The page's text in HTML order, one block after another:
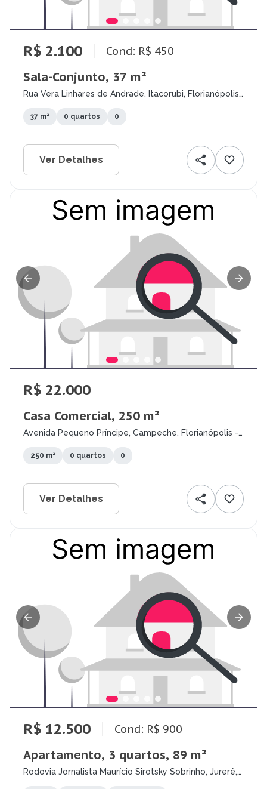
R$ 2.100 Cond: R$ 450
Sala-Conjunto, 37 m²
Rua Vera Linhares de Andrade, Itacorubi, Florianópolis
37 m² 0 quartos 0
Ver Detalhes
R$ 22.000
Casa Comercial, 250 m²
Avenida Pequeno Príncipe, Campeche, Florianópolis -
250 m² 0 quartos 0
Ver Detalhes
R$ 12.500 Cond: R$ 900
Apartamento, 3 quartos, 89 m²
Rodovia Jornalista Maurício Sirotsky Sobrinho, Jurerê,